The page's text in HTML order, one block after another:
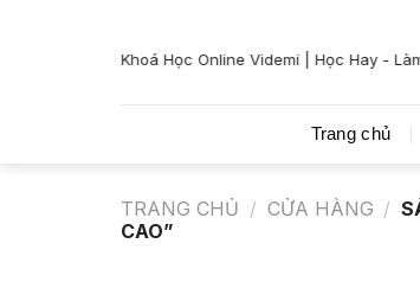
Khoá Học Online Videmi | Học Hay -
Trang chủ
TRANG CHỦ / CỬA HÀNG /
CAO”